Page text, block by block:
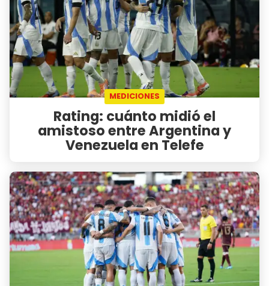
MEDICIONES
Rating: cuánto midió el
amistoso entre Argentina y
Venezuela en Telefe